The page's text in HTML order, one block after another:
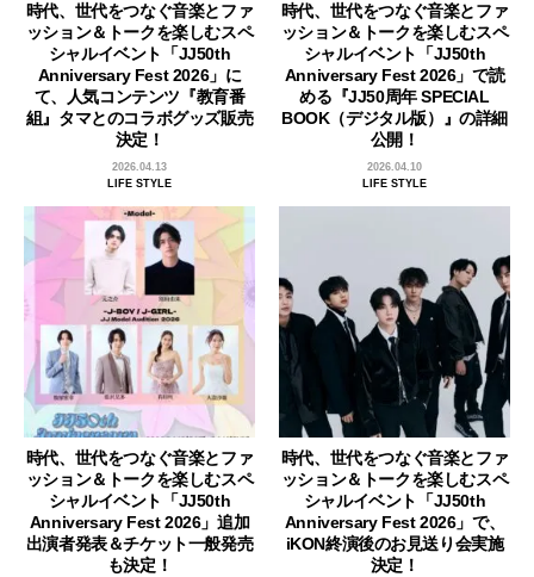
時代、世代をつなぐ音楽とファ
ッション＆トークを楽しむスペ
シャルイベント「JJ50th
Anniversary Fest 2026」に
て、人気コンテンツ『教育番
組』タマとのコラボグッズ販売
決定！
2026.04.13
LIFE STYLE
時代、世代をつなぐ音楽とファ
ッション＆トークを楽しむスペ
シャルイベント「JJ50th
Anniversary Fest 2026」で読
める『JJ50周年 SPECIAL
BOOK（デジタル版）』の詳細
公開！
2026.04.10
LIFE STYLE
時代、世代をつなぐ音楽とファ
ッション＆トークを楽しむスペ
シャルイベント「JJ50th
Anniversary Fest 2026」追加
出演者発表＆チケット一般発売
も決定！
時代、世代をつなぐ音楽とファ
ッション＆トークを楽しむスペ
シャルイベント「JJ50th
Anniversary Fest 2026」で、
iKON終演後のお見送り会実施
決定！